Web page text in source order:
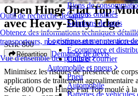
Outil de recherche de tapis
Obtenez des informations techniques
transporteurs, nos composants et nos
Vue d'ensemble des produits
Biens de
Cartons ondulés
Solutions de tapis
Logistique et manutention
E-commerce et
Colis et courrier
Automobile et pneus
Pneu
Automobile
Batteries de véhicules
Open Hinge Flat Top
avec Heavy-Duty Edge
Série 800
Répartition Demande de devis
Minimisez les risques de présence de
applications de traitement agroalimentaire
Série 800 Open Hinge Flat Top moulé à